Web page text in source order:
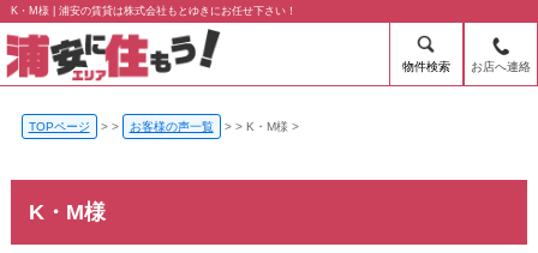
K・M様 | 浦安の賃貸は株式会社もとゆきにお任せ下さい！
物件検索 お店へ連絡
TOPページ > お客様の声一覧 > K・M様
K・M様